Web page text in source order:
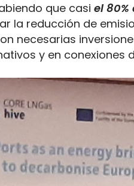
que casi el 80%
la reducción de
necesarias
y en conexiones